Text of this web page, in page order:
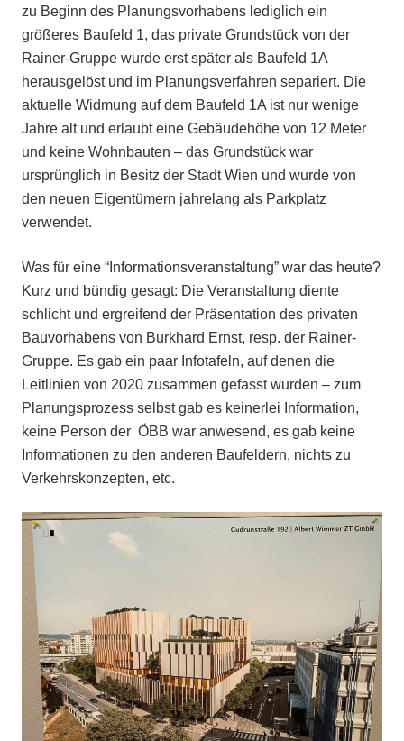
zu Beginn des Planungsvorhabens lediglich ein
größeres Baufeld 1, das private Grundstück von der
Rainer-Gruppe wurde erst später als Baufeld 1A
herausgelöst und im Planungsverfahren separiert. Die
aktuelle Widmung auf dem Baufeld 1A ist nur wenige
Jahre alt und erlaubt eine Gebäudehöhe von 12 Meter
und keine Wohnbauten – das Grundstück war
ursprünglich in Besitz der Stadt Wien und wurde von
den neuen Eigentümern jahrelang als Parkplatz
verwendet.
Was für eine “Informationsveranstaltung” war das heute?
Kurz und bündig gesagt: Die Veranstaltung diente
schlicht und ergreifend der Präsentation des privaten
Bauvorhabens von Burkhard Ernst, resp. der Rainer-
Gruppe. Es gab ein paar Infotafeln, auf denen die
Leitlinien von 2020 zusammen gefasst wurden – zum
Planungsprozess selbst gab es keinerlei Information,
keine Person der ÖBB war anwesend, es gab keine
Informationen zu den anderen Baufeldern, nichts zu
Verkehrskonzepten, etc.